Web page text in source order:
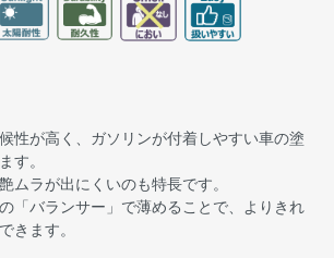
性が高く、ガソリンが付着しやすい車の塗
す。
ムラが出にくいのも特長です。
「バランサー」で薄めることで、よりきれ
きます。